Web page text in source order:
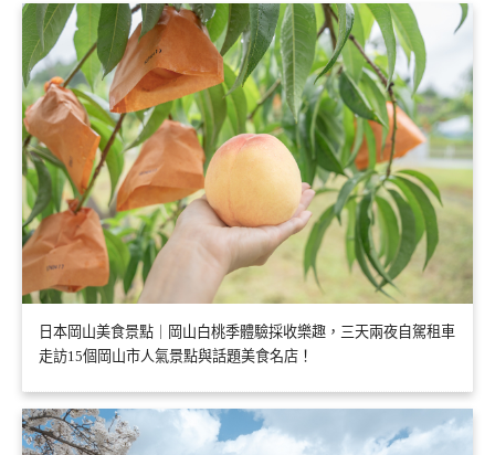
日本岡山美食景點｜岡山白桃季體驗採收樂趣，三天兩夜自駕租車
走訪15個岡山市人氣景點與話題美食名店！